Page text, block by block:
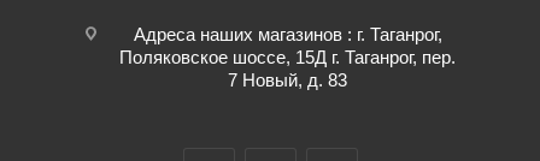
Адреса наших магазинов : г. Таганрог,
Поляковское шоссе, 15Д г. Таганрог, пер.
7 Новый, д. 83